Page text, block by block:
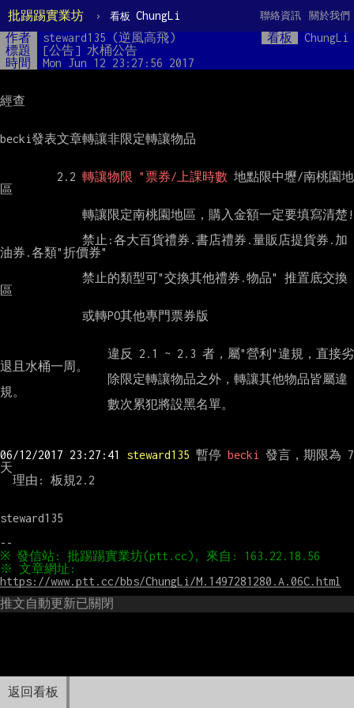
批踢踢實業坊 › 看板 ChungLi 關於我們
聯絡資訊
返回看板
作者 steward135 (逆風高飛) 看板
ChungLi
標題
[公告] 水桶公告
時間
Mon Jun 12 23:27:56 2017
經查
becki發表文章轉讓非限定轉讓物品
         2.2
轉讓物限 "票券/上課時數 地點限中壢/南桃園地
區
油券.各類"折價券"
區
退且水桶一周。
規。
06/12/2017 23:27:41 steward135 暫停 becki
發言，期限為 7
天
steward135
https://www.ptt.cc/bbs/ChungLi/M.1497281280.A.06C.html
推文自動更新已關閉